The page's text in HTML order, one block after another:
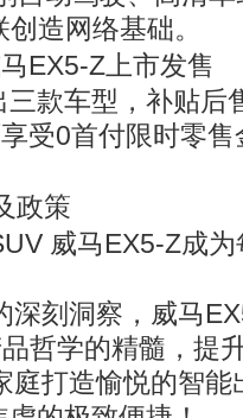
造网络基础。
EX5-Z上市发售
款车型，补贴后
受0首付限时零
政策
威马EX5-Z成
深刻洞察，威马
哲学的精髓，提
庭打造愉悦的智能